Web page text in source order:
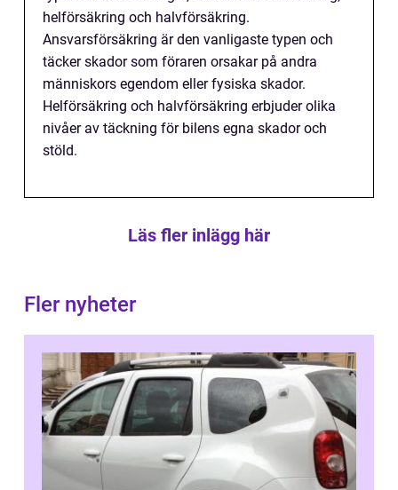
helförsäkring och halvförsäkring.
Ansvarsförsäkring är den vanligaste typen och
täcker skador som föraren orsakar på andra
människors egendom eller fysiska skador.
Helförsäkring och halvförsäkring erbjuder olika
nivåer av täckning för bilens egna skador och
stöld.
Läs fler inlägg här
Fler nyheter